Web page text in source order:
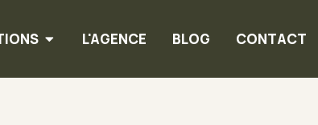
L'AGENCE BLOG CONTACT